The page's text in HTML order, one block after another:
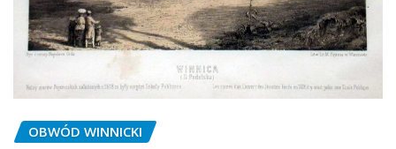
OBWÓD WINNICKI